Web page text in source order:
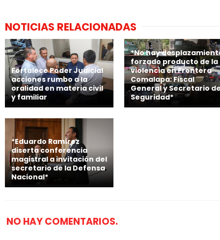
NOTICIAS RELACIONADAS
Fortalece Poder Judicial
acciones rumbo a la
oralidad en materia civil
y familiar
*No hay
forzado producto de la
violencia en Frontera
Comalapa: Fiscal
General y Secretario
Seguridad*
*Eduardo Ramírez
diserta conferencia
magistral a invitación del
secretario de la Defensa
Nacional*
NO HAY COMENTARIOS.